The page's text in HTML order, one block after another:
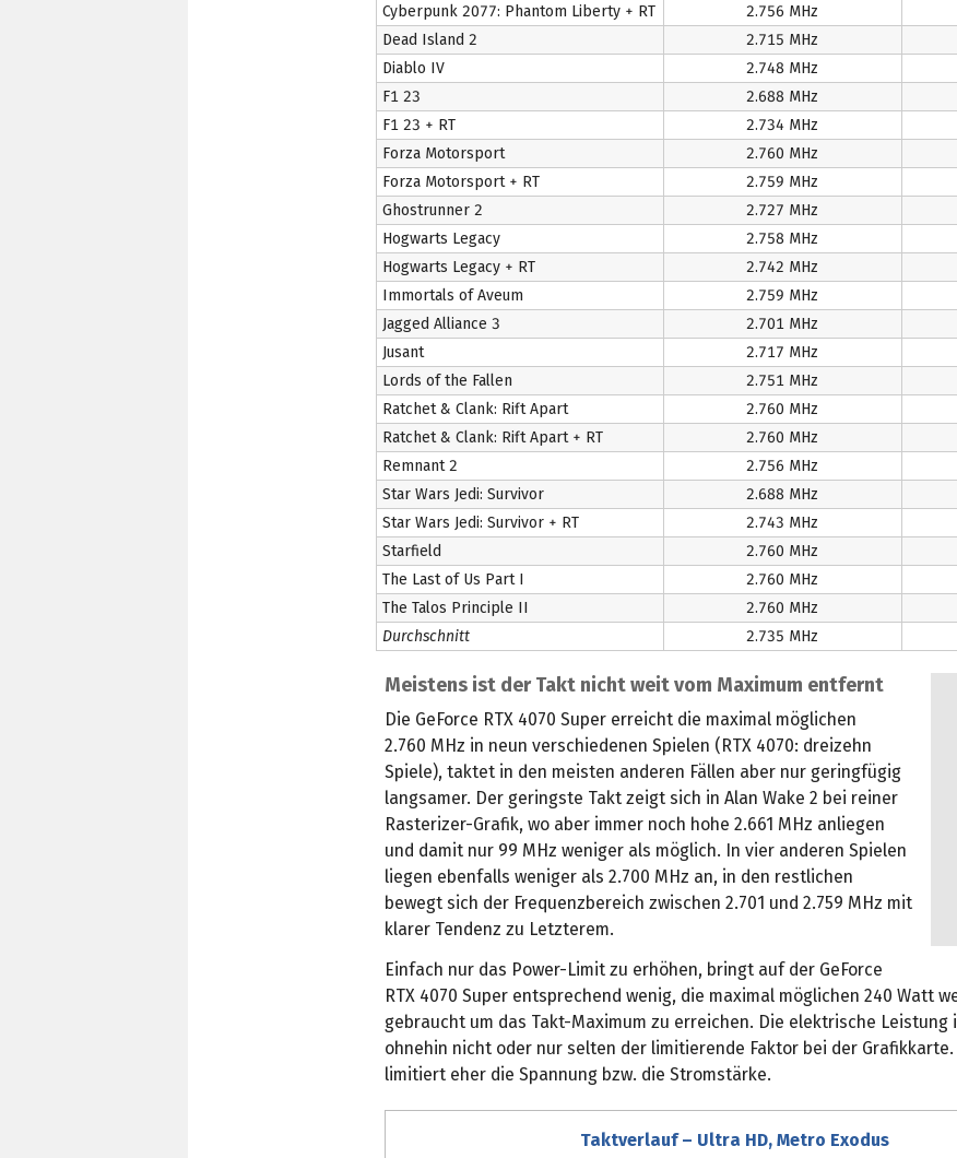
Cyberpunk 2077: Phantom Liberty + RT
2.756 MHz
Dead Island 2
2.715 MHz
Diablo IV
2.748 MHz
F1 23
2.688 MHz
F1 23 + RT
2.734 MHz
Forza Motorsport
2.760 MHz
Forza Motorsport + RT
2.759 MHz
Ghostrunner 2
2.727 MHz
Hogwarts Legacy
2.758 MHz
Hogwarts Legacy + RT
2.742 MHz
Immortals of Aveum
2.759 MHz
Jagged Alliance 3
2.701 MHz
Jusant
2.717 MHz
Lords of the Fallen
2.751 MHz
Ratchet & Clank: Rift Apart
2.760 MHz
Ratchet & Clank: Rift Apart + RT
2.760 MHz
Remnant 2
2.756 MHz
Star Wars Jedi: Survivor
2.688 MHz
Star Wars Jedi: Survivor + RT
2.743 MHz
Starfield
2.760 MHz
The Last of Us Part I
2.760 MHz
The Talos Principle II
2.760 MHz
Durchschnitt
2.735 MHz
Meistens ist der Takt nicht weit vom Maximum entfernt
Die GeForce RTX 4070 Super erreicht die maximal möglichen
2.760 MHz in neun verschiedenen Spielen (RTX 4070: dreizehn
Spiele), taktet in den meisten anderen Fällen aber nur geringfügig
langsamer. Der geringste Takt zeigt sich in Alan Wake 2 bei reiner
Rasterizer-Grafik, wo aber immer noch hohe 2.661 MHz anliegen
und damit nur 99 MHz weniger als möglich. In vier anderen Spielen
liegen ebenfalls weniger als 2.700 MHz an, in den restlichen
bewegt sich der Frequenzbereich zwischen 2.701 und 2.759 MHz mit
klarer Tendenz zu Letzterem.
Einfach nur das Power-Limit zu erhöhen, bringt auf der GeForce
RTX 4070 Super entsprechend wenig, die maximal möglichen 240 Watt
gebraucht um das Takt-Maximum zu erreichen. Die elektrische Leistung
ohnehin nicht oder nur selten der limitierende Faktor bei der
limitiert eher die Spannung bzw. die Stromstärke.
Taktverlauf – Ultra HD, Metro Exodus